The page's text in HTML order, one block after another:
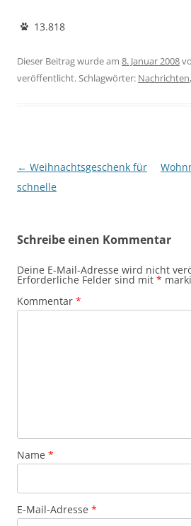
13.818
Dieser Beitrag wurde am 8. Januar 2008
veröffentlicht. Schlagwörter: Nachrichten,
Beitragsnavigation
← Weihnachtsgeschenk für
schnelle
Schreibe einen Kommentar
Deine E-Mail-Adresse wird nicht
Erforderliche Felder sind mit *
Kommentar *
Name *
E-Mail-Adresse *